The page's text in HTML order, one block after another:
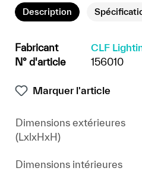
Description
Fabricant
CLF
N° d'article
156010
Marquer l'article
Dimensions extérieures
(LxlxHxH)
Dimensions intérieures